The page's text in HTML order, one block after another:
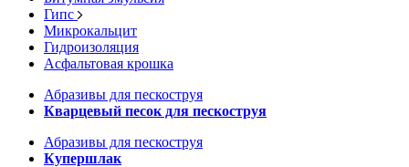
Гипс
Микрокальцит
Гидроизоляция
Асфальтовая крошка
Абразивы для пескоструя
Кварцевый песок для пескоструя
Абразивы для пескоструя
Купершлак